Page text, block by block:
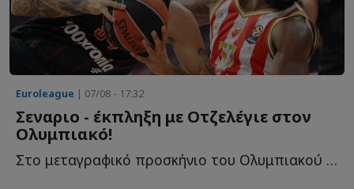
Euroleague | 07/08 - 17:32
Σεναριο - έκπληξη με Οτζελέγιε στον
Ολυμπιακό!
Στο μεταγραφικό προσκήνιο του Ολυμπιακού παραμένει η...